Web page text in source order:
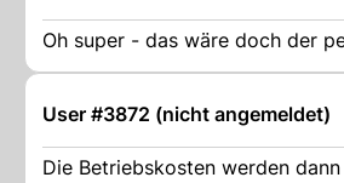
Oh super - das wäre doch der
User #3872 (nicht angemeldet)
Die Betriebskosten werden